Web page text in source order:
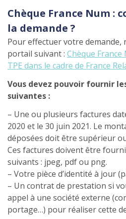
Chèque France Num :
la demande ?
Pour effectuer votre demande,
portail suivant : Chèque
TPE dans le cadre de France
Vous devez pouvoir fournir
suivantes :
– Une ou plusieurs factures
2020 et le 30 juin 2021. Le
déposées doit être supérieur
Ces factures doivent être
suivants : jpeg, pdf ou png.
– Votre pièce d’identité à jour
– Un contrat de prestation si
appel à une société externe
portage…) pour réaliser cette